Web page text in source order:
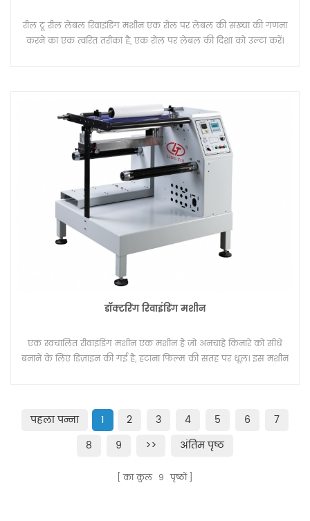
रील टू रील लेबल रिवाइंडिंग मशीन एक रोल पर लेबल की संख्या की गणना
करने का एक त्वरित तरीका है, एक रोल पर लेबल की दिशा को उल्टा करें।
डॉक्टरिंग रिवाइंडिंग मशीन
एक स्वचालित रीवाइंडिंग मशीन एक मशीन है जो अनचाहे किनारे को सीधे
बनाने के लिए डिज़ाइन की गई है, हटाना फिल्म की सतह पर धूल। इस मशीन
पहला पन्ना 1 2 3 4 5 6
7
8
9 >> अंतिम पृष्ठ
का कुल 9 पृष्ठों